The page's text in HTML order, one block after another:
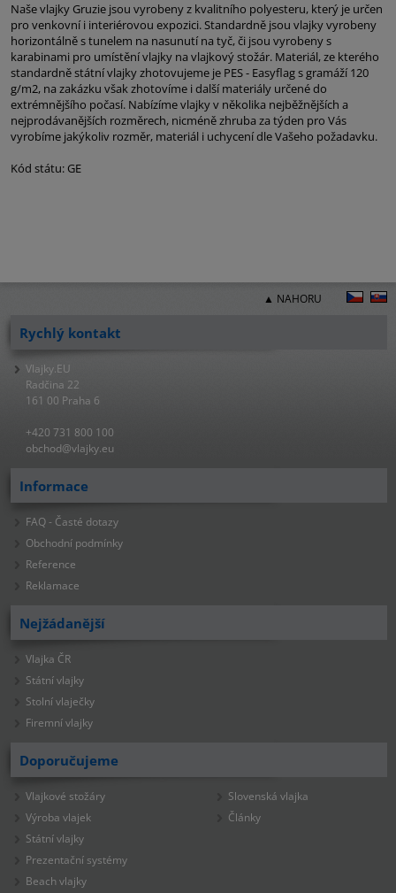
Naše vlajky Gruzie jsou vyrobeny z kvalitního polyesteru, který je určen
pro venkovní i interiérovou expozici. Standardně jsou vlajky vyrobeny
horizontálně s tunelem na nasunutí na tyč, či jsou vyrobeny s
karabinami pro umístění vlajky na vlajkový stožár. Materiál, ze kterého
standardně státní vlajky zhotovujeme je PES - Easyflag s gramáží 120
g/m2, na zakázku však zhotovíme i další materiály určené do
extrémnějšího počasí. Nabízíme vlajky v několika nejběžnějších a
nejprodávanějších rozměrech, nicméně zhruba za týden pro Vás
vyrobíme jakýkoliv rozměr, materiál i uchycení dle Vašeho požadavku.
Kód státu: GE
▲ NAHORU
Rychlý kontakt
Vlajky.EU
Radčina 22
161 00 Praha 6
+420 731 800 100
obchod@vlajky.eu
Informace
FAQ - Časté dotazy
Obchodní podmínky
Reference
Reklamace
Nejžádanější
Vlajka ČR
Státní vlajky
Stolní vlaječky
Firemní vlajky
Doporučujeme
Vlajkové stožáry
Výroba vlajek
Státní vlajky
Prezentační systémy
Beach vlajky
Slovenská vlajka
Články